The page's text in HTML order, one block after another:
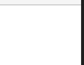
цитатыспойлера